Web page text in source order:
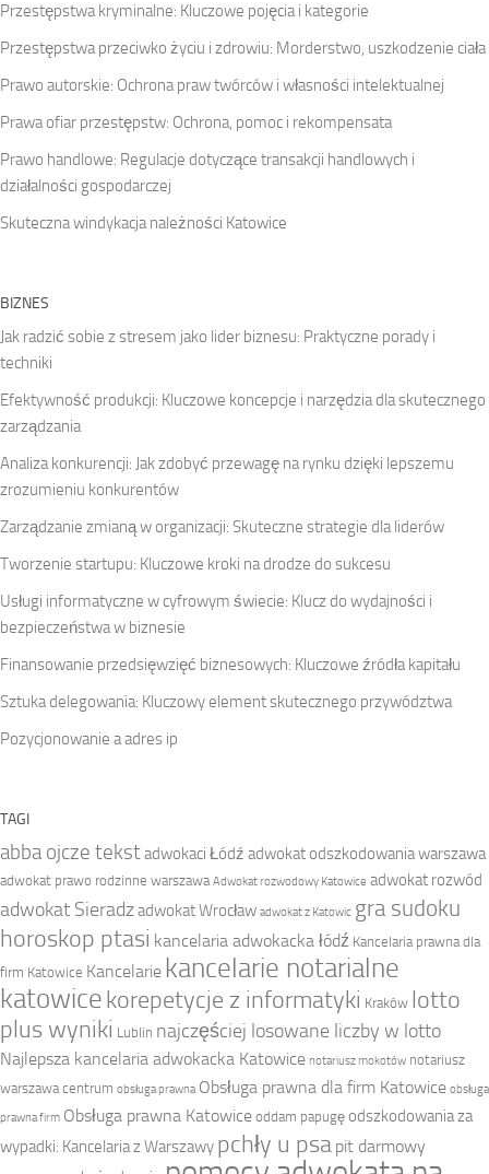
Przestępstwa kryminalne: Kluczowe pojęcia i kategorie
Przestępstwa przeciwko życiu i zdrowiu: Morderstwo, uszkodzenie ciała
Prawo autorskie: Ochrona praw twórców i własności intelektualnej
Prawa ofiar przestępstw: Ochrona, pomoc i rekompensata
Prawo handlowe: Regulacje dotyczące transakcji handlowych i
działalności gospodarczej
Skuteczna windykacja należności Katowice
BIZNES
Jak radzić sobie z stresem jako lider biznesu: Praktyczne porady i
techniki
Efektywność produkcji: Kluczowe koncepcje i narzędzia dla skutecznego
zarządzania
Analiza konkurencji: Jak zdobyć przewagę na rynku dzięki lepszemu
zrozumieniu konkurentów
Zarządzanie zmianą w organizacji: Skuteczne strategie dla liderów
Tworzenie startupu: Kluczowe kroki na drodze do sukcesu
Usługi informatyczne w cyfrowym świecie: Klucz do wydajności i
bezpieczeństwa w biznesie
Finansowanie przedsięwzięć biznesowych: Kluczowe źródła kapitału
Sztuka delegowania: Kluczowy element skutecznego przywództwa
Pozycjonowanie a adres ip
TAGI
abba ojcze tekstadwokaci Łódź adwokat odszkodowania warszawa
adwokat prawo rodzinne warszawa Adwokat rozwodowy Katowice adwokat rozwód
adwokat Sieradzadwokat Wrocław adwokat z Katowic gra sudoku
horoskop ptasi kancelaria adwokacka łódź Kancelaria prawna dla
firm Katowice Kancelarie kancelarie notarialne
katowicekorepetycje z informatyki Kraków lotto
plus wyniki Lublin najczęściej losowane liczby w lotto
Najlepsza kancelaria adwokacka Katowice notariusz mokotów notariusz
warszawa centrum obsługa prawna Obsługa prawna dla firm Katowice obsługa
prawna firm Obsługa prawna Katowice oddam papugę odszkodowania za
wypadki: Kancelaria z Warszawy pchły u psa pit darmowy